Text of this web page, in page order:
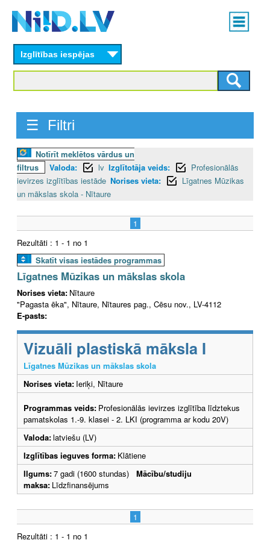
content
Main
menu
Izglītības iespējas
☰ Filtri
Notīrīt meklētos vārdus un
filtrus
Valoda: lv Izglītotāja veids:
Profesionālās
ievirzes izglītības iestāde Norises vieta:
Līgatnes Mūzikas
un mākslas skola - Nītaure
1
Rezultāti : 1 - 1 no 1
Skatīt visas iestādes programmas
Līgatnes Mūzikas un mākslas skola
Norises vieta: Nītaure
"Pagasta ēka", Nītaure, Nītaures pag., Cēsu nov., LV-4112
E-pasts:
Vizuāli plastiskā māksla I
Līgatnes Mūzikas un mākslas skola
Norises vieta: Ieriķi, Nītaure
Programmas veids: Profesionālās ievirzes izglītība līdztekus
pamatskolas 1.-9. klasei - 2. LKI (programma ar kodu 20V)
Valoda:latviešu (LV)
Izglītības ieguves forma: Klātiene
Ilgums:7 gadi (1600 stundas) Mācību/studiju
maksa: Līdzfinansējums
1
Rezultāti : 1 - 1 no 1